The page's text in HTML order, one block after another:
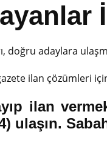
doğru adaylara
ilan çözümleri
ilan
ulaşın.